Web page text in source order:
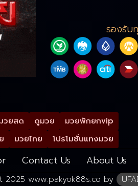
รองรับ
วยสด ดูมวย
มวยพักยกvip
มวยไทย โปรโมชั่นแทงมวย
Contact Us About Us
www.pakyok88s.co by